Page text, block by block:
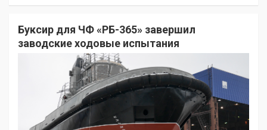
Буксир для ЧФ «РБ-365» завершил
заводские ходовые испытания